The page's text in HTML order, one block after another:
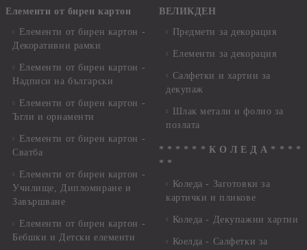
Елементи от бирен картон
Елементи от бирен картон -
Декоративни рамки
Елементи от бирен картон -
Надписи на български
Елементи от бирен картон -
Ъгли и орнаменти
Елементи от бирен картон -
Сватба
Елементи от бирен картон -
Училище, Дипломиране и
Завършване
Елементи от бирен картон -
Бебшки и Детски елементи
ВЕЛИКДЕН
Предмети за декорация
Елементи за декорация
Салфетки и хартии за
декупаж
Шлак метали и фолио за
позлата
* * * * * * К О Л Е Д А * * * *
* *
Коледа - Заготовки за
картички и пликове
Коледа - Декупажни хартии
Коелда - Салфетки за